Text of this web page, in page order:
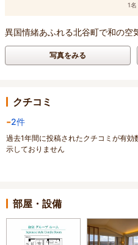
1
異国情緒あふれる北谷町で和の空
写真をみる
クチコミ
-2件
過去1年間に投稿されたクチコミが有
示しておりません
部屋・設備